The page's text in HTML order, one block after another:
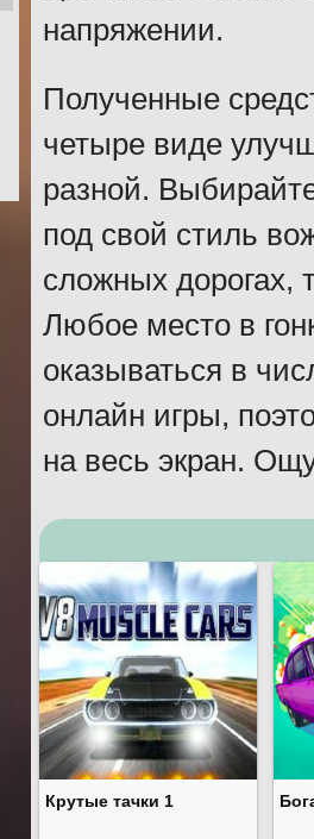
напряжении.
Полученные
четыре виде
разной.
под свой стиль
сложных дорогах,
Любое место в
оказываться в
онлайн игры,
на весь экран.
Крутые тачки 1